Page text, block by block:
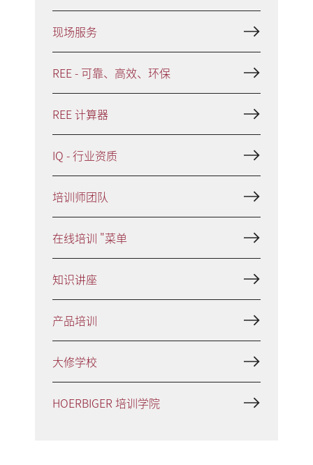
现场服务
REE - 可靠、高效、环保
REE 计算器
IQ - 行业资质
培训师团队
在线培训 "菜单
知识讲座
产品培训
大修学校
HOERBIGER 培训学院